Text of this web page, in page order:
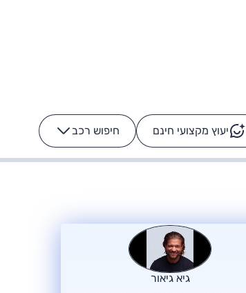
יעוץ מקצועי חינם חיפוש רכב -
הרכב לא מתקלקל. המסך
כן
גיא גיאור